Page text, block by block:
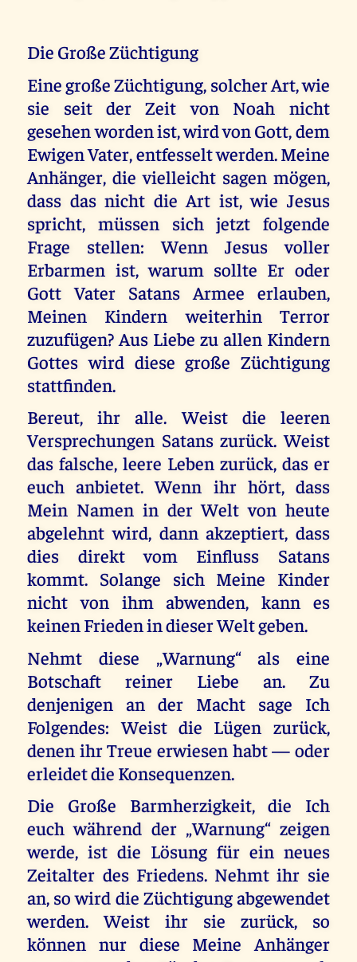
Die Große Züchtigung
Eine große Züchtigung, solcher Art, wie
sie seit der Zeit von Noah nicht
gesehen worden ist, wird von Gott, dem
Ewigen Vater, entfesselt werden. Meine
Anhänger, die vielleicht sagen mögen,
dass das nicht die Art ist, wie Jesus
spricht, müssen sich jetzt folgende
Frage stellen: Wenn Jesus voller
Erbarmen ist, warum sollte Er oder
Gott Vater Satans Armee erlauben,
Meinen Kindern weiterhin Terror
zuzufügen? Aus Liebe zu allen Kindern
Gottes wird diese große Züchtigung
stattfinden.
Bereut, ihr alle. Weist die leeren
Versprechungen Satans zurück. Weist
das falsche, leere Leben zurück, das er
euch anbietet. Wenn ihr hört, dass
Mein Namen in der Welt von heute
abgelehnt wird, dann akzeptiert, dass
dies direkt vom Einfluss Satans
kommt. Solange sich Meine Kinder
nicht von ihm abwenden, kann es
keinen Frieden in dieser Welt geben.
Nehmt diese „Warnung“ als eine
Botschaft reiner Liebe an. Zu
denjenigen an der Macht sage Ich
Folgendes: Weist die Lügen zurück,
denen ihr Treue erwiesen habt — oder
erleidet die Konsequenzen.
Die Große Barmherzigkeit, die Ich
euch während der „Warnung“ zeigen
werde, ist die Lösung für ein neues
Zeitalter des Friedens. Nehmt ihr sie
an, so wird die Züchtigung abgewendet
werden. Weist ihr sie zurück, so
können nur diese Meine Anhänger